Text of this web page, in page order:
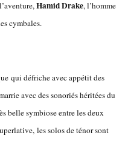
Hamid Drake, l’homme
cymbales.
qui défriche avec appétit des
avec des sonoriés héritées du
belle symbiose entre les deux
les solos de ténor sont